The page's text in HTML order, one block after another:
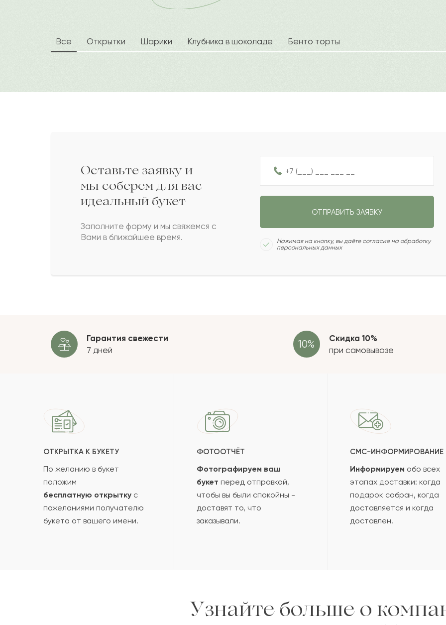
Порфирий
2022-01-27
2021-12-12
Все Открытки Шарики Клубника в шоколаде Бенто торты
Оставьте заявку и
мы соберем для вас
идеальный букет
Заполните форму и мы свяжемся с
Вами в ближайшее время.
ОТПРАВИТЬ ЗАЯВКУ
Нажимая на кнопку, вы даёте согласие на обработку
персональных данных
Гарантия свежести
7 дней
Скидка 10%
при самовывозе
ОТКРЫТКА К БУКЕТУ
По желанию в букет
положим
бесплатную открытку с
пожеланиями получателю
букета от вашего имени.
ФОТООТЧЁТ
Фотографируем ваш
букет перед отправкой,
чтобы вы были спокойны -
доставят то, что
заказывали.
СМС-ИНФОРМИРОВАНИЕ
Информируем обо всех
этапах доставки: когда
подарок собран, когда
доставляется и когда
доставлен.
Узнайте больше о